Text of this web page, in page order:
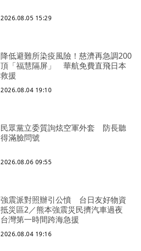
2026.08.05 15:29
降低避難所染疫風險！慈濟再急調200
頂「福慧隔屏」 華航免費直飛日本
救援
2026.08.04 19:10
民眾黨立委質詢炫空軍外套 防長聽
得滿臉問號
2026.08.06 09:55
強震派對照辦引公憤 台日友好物資
抵災區2／熊本強震災民擠汽車過夜
台灣第一時間跨海急援
2026.08.04 19:16